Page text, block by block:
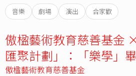
音樂 劇場 演出 合家歡
傲楹藝術教育慈善基金
匯聚計劃」：「樂學」
傲楹藝術教育慈善基金